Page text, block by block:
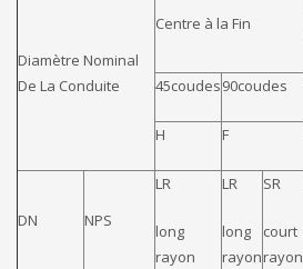
Diamètre Nominal
De La Conduite
Centre à la Fin
45coudes90coudes
H F
DN NPS
LR
long
rayon
LR
long
rayon
SR
court
rayon